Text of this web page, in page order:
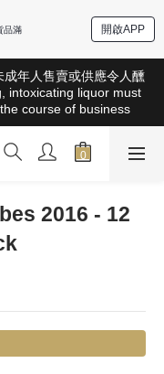
品滿
開啟APP
年人售賣或供應令人醺
intoxicating liquor must
course of business
年人售賣或供應令人醺
intoxicating liquor must
course of business
免運費（澳門）；
免運費（台灣）；
年人售賣或供應令人醺
course of business
2016 - 12